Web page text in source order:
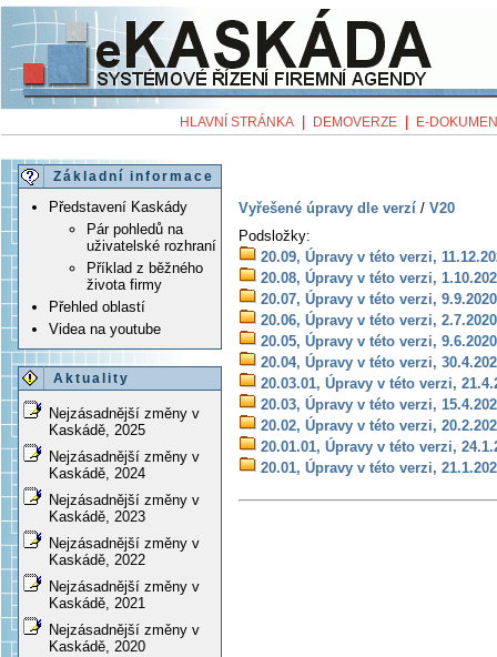
HLAVNÍ STRÁNKA DEMOVERZE E-
Základní informace
Představení Kaskády
Pár pohledů na
uživatelské rozhraní
Příklad z běžného
života firmy
Přehled oblastí
Videa na youtube
Aktuality
Nejzásadnější změny v
Kaskádě, 2025
Nejzásadnější změny v
Kaskádě, 2024
Nejzásadnější změny v
Kaskádě, 2023
Nejzásadnější změny v
Kaskádě, 2022
Nejzásadnější změny v
Kaskádě, 2021
Nejzásadnější změny v
Kaskádě, 2020
Vyřešené úpravy dle verzí / V20
Podsložky:
20.09, Úpravy v této verzi,
20.08, Úpravy v této verzi,
20.07, Úpravy v této verzi, 9.9.2020
20.06, Úpravy v této verzi, 2.7.2020
20.05, Úpravy v této verzi, 9.6.2020
20.04, Úpravy v této verzi,
20.03.01, Úpravy v této verzi,
20.03, Úpravy v této verzi,
20.02, Úpravy v této verzi,
20.01.01, Úpravy v této verzi,
20.01, Úpravy v této verzi,